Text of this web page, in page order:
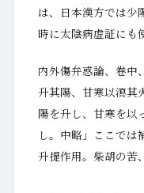
は、日本漢方では少
時に太陰病虚証にも
内外傷弁惑論、卷中
升其陽、甘寒以瀉其
陽を升し、甘寒を以
し。中略」ここでは
升提作用。柴胡の苦